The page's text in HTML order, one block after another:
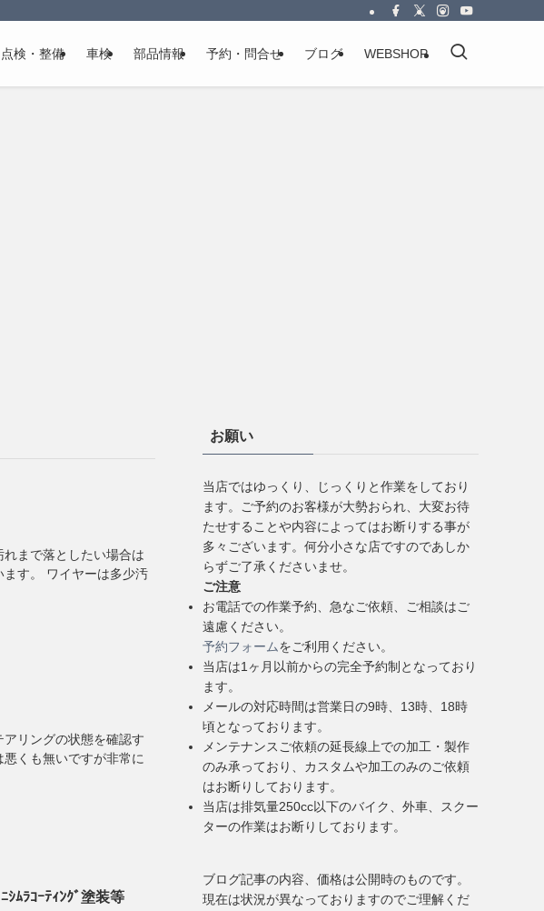
点検・整備 車検 部品情報 予約・問合せ ブログ WEBSHOP
まで落としたい場合は
す。 ワイヤーは多少汚
リングの状態を確認す
くも無いですが非常に
ﾑﾗｺｰﾃｨﾝｸﾞ塗装等
お願い
当店ではゆっくり、じっくりと作業をしており
ます。ご予約のお客様が大勢おられ、大変お待
たせすることや内容によってはお断りする事が
多々ございます。何分小さな店ですのであしか
らずご了承くださいませ。
ご注意
お電話での作業予約、急なご依頼、ご相談はご
遠慮ください。
予約フォームをご利用ください。
当店は1ヶ月以前からの完全予約制となっており
ます。
メールの対応時間は営業日の9時、13時、18時
頃となっております。
メンテナンスご依頼の延長線上での加工・製作
のみ承っており、カスタムや加工のみのご依頼
はお断りしております。
当店は排気量250cc以下のバイク、外車、スクー
ターの作業はお断りしております。
ブログ記事の内容、価格は公開時のものです。
現在は状況が異なっておりますのでご理解くだ